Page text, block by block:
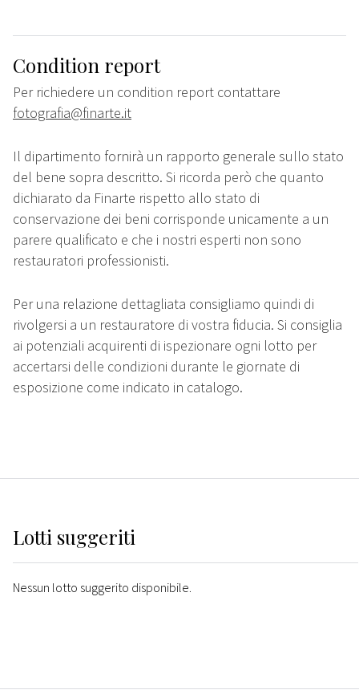
Condition report
Per richiedere un condition report contattare
fotografia@finarte.it
Il dipartimento fornirà un rapporto generale sullo stato
del bene sopra descritto. Si ricorda però che quanto
dichiarato da Finarte rispetto allo stato di
conservazione dei beni corrisponde unicamente a un
parere qualificato e che i nostri esperti non sono
restauratori professionisti.
Per una relazione dettagliata consigliamo quindi di
rivolgersi a un restauratore di vostra fiducia. Si consiglia
ai potenziali acquirenti di ispezionare ogni lotto per
accertarsi delle condizioni durante le giornate di
esposizione come indicato in catalogo.
Lotti suggeriti
Nessun lotto suggerito disponibile.